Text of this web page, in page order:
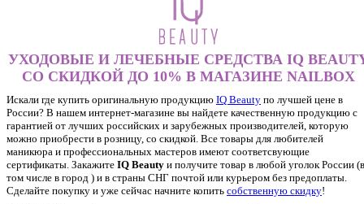
УХОДОВЫЕ И ЛЕЧЕБНЫЕ СРЕДСТВА IQ
СО СКИДКОЙ ДО 10% В МАГАЗИНЕ NAILBOX
Искали где купить оригинальную продукцию IQ Beauty по лучшей цене в
России? В нашем интернет-магазине вы найдете качественную продукцию с
гарантией от лучших российских и зарубежных производителей, которую
можно приобрести в розницу, со скидкой. Все товары для любителей
маникюра и профессиональных мастеров имеют соответсвующие
сертификаты. Закажите IQ Beauty и получите товар в любой уголок России (в
том числе в город ) и в страны СНГ почтой или курьером без предоплаты.
Сделайте покупку и уже сейчас начните копить собственную скидку!